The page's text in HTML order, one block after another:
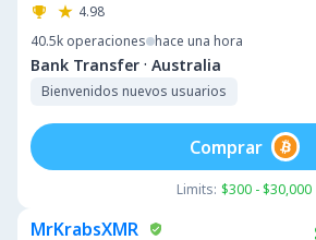
4.98
40.5k operaciones hace una hora
Bank Transfer · Australia
Bienvenidos nuevos usuarios
Limits: $300 - $30,000
Comprar
MrKrabsXMR